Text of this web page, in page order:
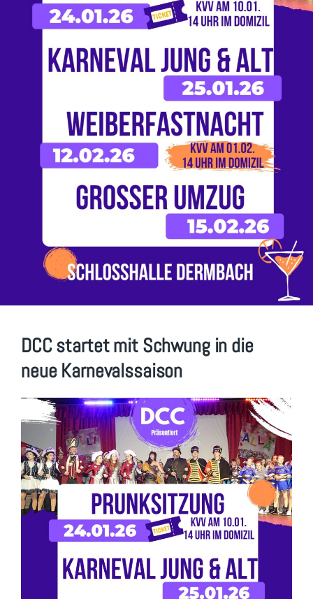
DCC startet mit Schwung in die
neue Karnevalssaison